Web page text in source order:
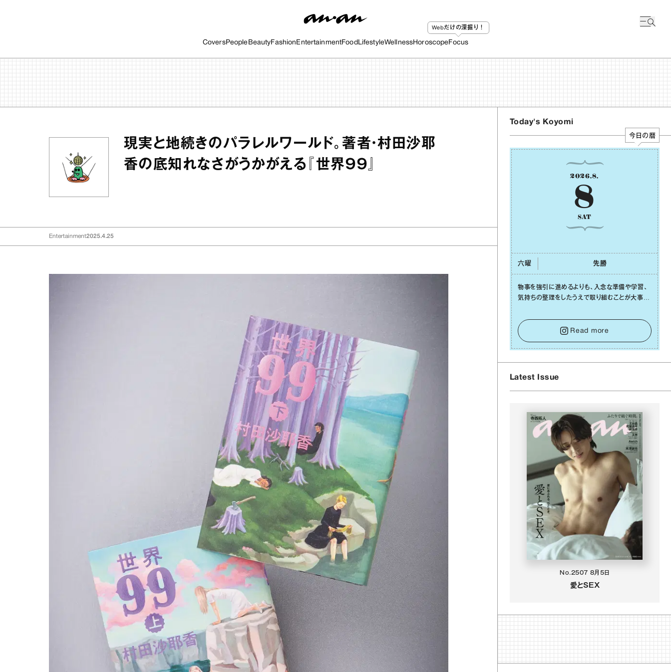
CoversPeople BeautyFashion EntertainmentFood LifestyleWellnessHoroscope
Webだけの深掘り！
Focus
現実と地続きのパラレルワールド。著者・村田沙耶
香の底知れなさがうかがえる『世界９９』
Entertainment2025.4.25
Today's Koyomi
今日の暦
2026.8.
8
SAT
六曜 先勝
物事を強引に進めるよりも、⼊念な準備や学習、
気持ちの整理をしたうえで取り組むことが⼤事な
も焦らないで。意思を伝える⼯夫をしたり、あなた
⾃⾝や疲れていそうな⼈をいたわることに時間を
使いましょう。ここでしっかりとエネルギーを蓄
え、困難を乗り越える⼒に変えましょう。
Read more
Latest Issue
No.2507 8月5日
愛とSEX